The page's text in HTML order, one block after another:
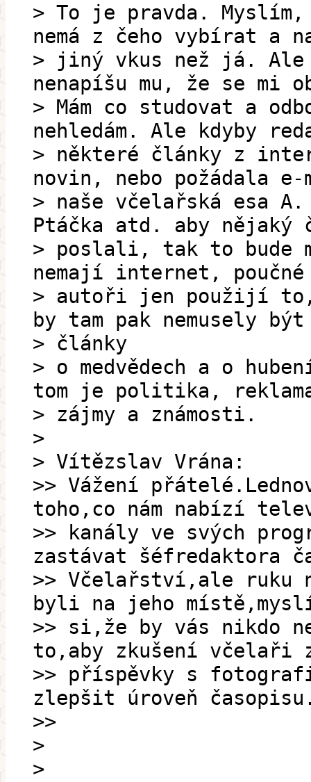
> To je pravda.
nemá z čeho vybírat a
> jiný vkus než já.
nenapíšu mu, že se mi
> Mám co studovat a
nehledám. Ale kdyby
> některé články z
novin, nebo požádala e-
> naše včelařská esa
Ptáčka atd. aby nějaký
> poslali, tak to
nemají internet, poučné
> autoři jen použijí
by tam pak nemusely být
> články
> o medvědech a o
tom je politika,
> zájmy a známosti.
>
> Vítězslav Vrána:
>> Vážení
toho,co nám nabízí
>> kanály ve svých
zastávat šéfredaktora
>> Včelařství,ale ruku
byli na jeho
>> si,že by vás nikdo
to,aby zkušení včelaři
>> příspěvky s
zlepšit úroveň
>>
>
>